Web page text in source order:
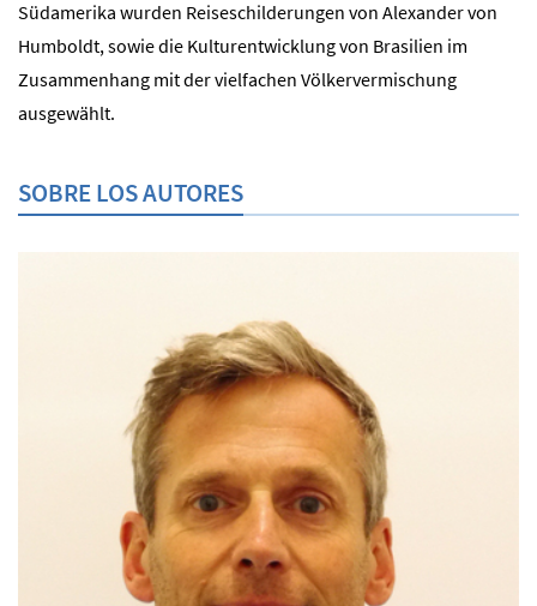
Südamerika wurden Reiseschilderungen von Alexander von
Humboldt, sowie die Kulturentwicklung von Brasilien im
Zusammenhang mit der vielfachen Völkervermischung
ausgewählt.
SOBRE LOS AUTORES